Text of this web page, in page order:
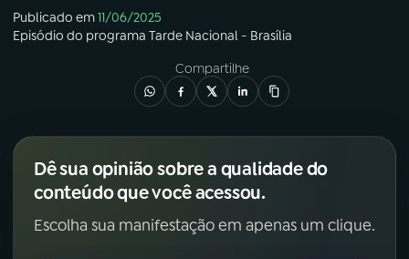
Publicado em11/06/2025
Episódio do programa Tarde Nacional - Brasília
Compartilhe
Dê sua opinião sobre a qualidade do
conteúdo que você acessou.
Escolha sua manifestação em apenas um clique.